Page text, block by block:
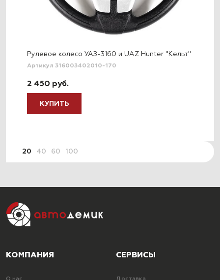
Рулевое колесо УАЗ-3160 и UAZ Hunter "Кельт"
Артикул 316003402010-170
2 450 руб.
КУПИТЬ
20 40 60 100
КОМПАНИЯ СЕРВИСЫ